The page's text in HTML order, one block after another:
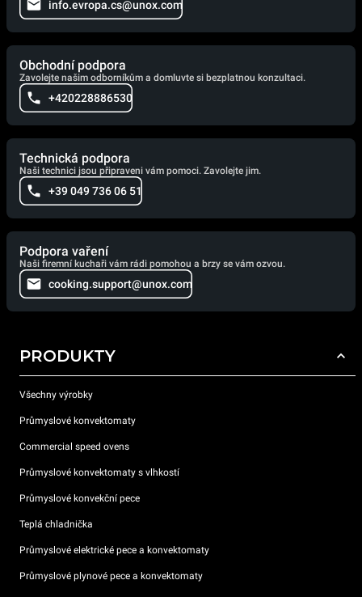
info.evropa.cs@unox.com
Obchodní podpora
Zavolejte našim odborníkům a domluvte si bezplatnou konzultaci.
+420228886530
Technická podpora
Naši technici jsou připraveni vám pomoci. Zavolejte jim.
+39 049 736 06 51
Podpora vaření
Naši firemní kuchaři vám rádi pomohou a brzy se vám ozvou.
cooking.support@unox.com
PRODUKTY
Všechny výrobky
Průmyslové konvektomaty
Commercial speed ovens
Průmyslové konvektomaty s vlhkostí
Průmyslové konvekční pece
Teplá chladnička
Průmyslové elektrické pece a konvektomaty
Průmyslové plynové pece a konvektomaty